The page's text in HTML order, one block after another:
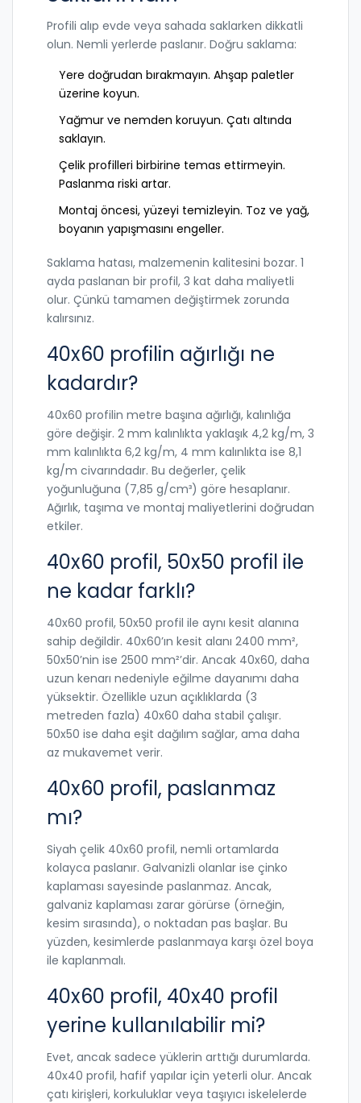
Profili alıp evde veya sahada saklarken dikkatli
olun. Nemli yerlerde paslanır. Doğru saklama:
Yere doğrudan bırakmayın. Ahşap paletler
üzerine koyun.
Yağmur ve nemden koruyun. Çatı altında
saklayın.
Çelik profilleri birbirine temas ettirmeyin.
Paslanma riski artar.
Montaj öncesi, yüzeyi temizleyin. Toz ve yağ,
boyanın yapışmasını engeller.
Saklama hatası, malzemenin kalitesini bozar. 1
ayda paslanan bir profil, 3 kat daha maliyetli
olur. Çünkü tamamen değiştirmek zorunda
kalırsınız.
40x60 profilin ağırlığı ne
kadardır?
40x60 profilin metre başına ağırlığı, kalınlığa
göre değişir. 2 mm kalınlıkta yaklaşık 4,2 kg/m, 3
mm kalınlıkta 6,2 kg/m, 4 mm kalınlıkta ise 8,1
kg/m civarındadır. Bu değerler, çelik
yoğunluğuna (7,85 g/cm³) göre hesaplanır.
Ağırlık, taşıma ve montaj maliyetlerini doğrudan
etkiler.
40x60 profil, 50x50 profil ile
ne kadar farklı?
40x60 profil, 50x50 profil ile aynı kesit alanına
sahip değildir. 40x60’ın kesit alanı 2400 mm²,
50x50’nin ise 2500 mm²’dir. Ancak 40x60, daha
uzun kenarı nedeniyle eğilme dayanımı daha
yüksektir. Özellikle uzun açıklıklarda (3
metreden fazla) 40x60 daha stabil çalışır.
50x50 ise daha eşit dağılım sağlar, ama daha
az mukavemet verir.
40x60 profil, paslanmaz
mı?
Siyah çelik 40x60 profil, nemli ortamlarda
kolayca paslanır. Galvanizli olanlar ise çinko
kaplaması sayesinde paslanmaz. Ancak,
galvaniz kaplaması zarar görürse (örneğin,
kesim sırasında), o noktadan pas başlar. Bu
yüzden, kesimlerde paslanmaya karşı özel boya
ile kaplanmalı.
40x60 profil, 40x40 profil
yerine kullanılabilir mi?
Evet, ancak sadece yüklerin arttığı durumlarda.
40x40 profil, hafif yapılar için yeterli olur. Ancak
çatı kirişleri, korkuluklar veya taşıyıcı iskelelerde